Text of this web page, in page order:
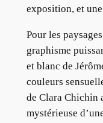
exposition, et
Pour les
graphisme
et blanc de
couleurs
de Clara Chichin
mystérieuse